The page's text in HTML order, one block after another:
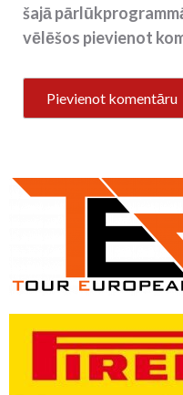
šajā
vēlēšos pievienot